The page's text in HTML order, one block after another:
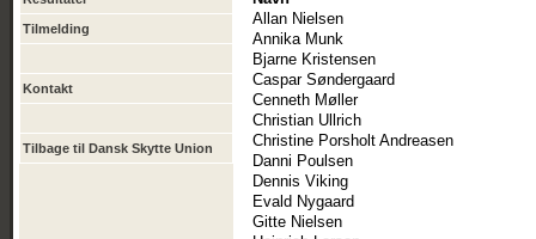
Tilmelding
Kontakt
Tilbage til Dansk Skytte Union
Allan Nielsen
Annika Munk
Bjarne Kristensen
Caspar Søndergaard
Cenneth Møller
Christian Ullrich
Christine Porsholt Andreasen
Danni Poulsen
Dennis Viking
Evald Nygaard
Gitte Nielsen